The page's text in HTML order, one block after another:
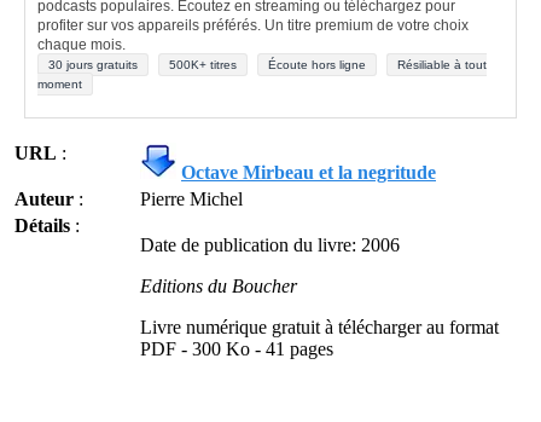
podcasts populaires. Écoutez en streaming ou téléchargez pour
profiter sur vos appareils préférés. Un titre premium de votre choix
chaque mois.
30 jours gratuits 500K+ titres Écoute hors ligne
Résiliable à tout
moment
URL :
Octave Mirbeau et la negritude
Auteur :
Pierre Michel
Détails :
Date de publication du livre: 2006
Editions du Boucher
Livre numérique gratuit à télécharger au format
PDF - 300 Ko - 41 pages